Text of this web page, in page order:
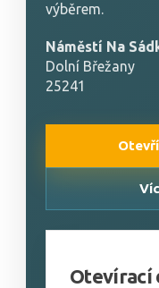
výběrem.
Náměstí Na
Dolní Břežany
25241
Otevírací